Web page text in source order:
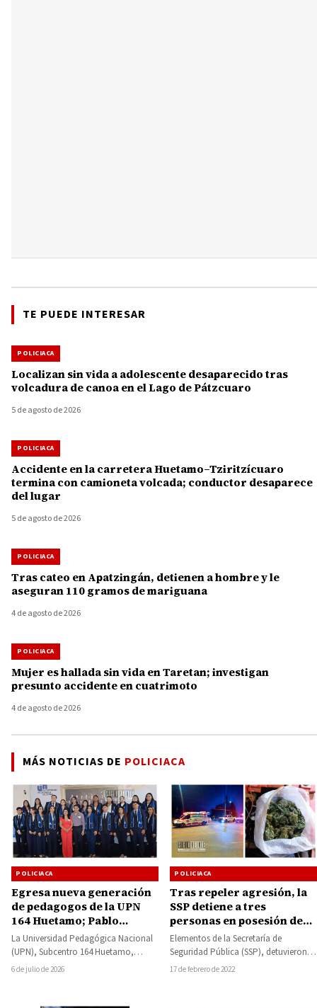
TE PUEDE INTERESAR
POLICIACA
Localizan sin vida a adolescente desaparecido tras
volcadura de canoa en el Lago de Pátzcuaro
5 de agosto de 2026
POLICIACA
Accidente en la carretera Huetamo–Tziritzícuaro
termina con camioneta volcada; conductor desaparece
del lugar
5 de agosto de 2026
POLICIACA
Tras cateo en Apatzingán, detienen a hombre y le
aseguran 110 gramos de mariguana
4 de agosto de 2026
POLICIACA
Mujer es hallada sin vida en Taretan; investigan
presunto accidente en cuatrimoto
4 de agosto de 2026
MÁS NOTICIAS DE POLICIACA
POLICIACA
Egresa nueva generación
de pedagogos de la UPN
164 Huetamo; Pablo
Varona apadrina la
ceremonia
La Universidad Pedagógica Nacional
(UPN), Subcentro 164 Huetamo,
celebró este sábado la ceremonia de
6 de julio de 2026
POLICIACA
Tras repeler agresión, la
SSP detiene a tres
personas en posesión de
droga
Elementos de la Secretaría de
Seguridad Pública (SSP), detuvieron a
tres personas, quienes se encontraban
17 de febrero de 2022